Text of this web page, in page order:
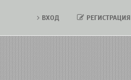
ВХОД РЕГИСТРАЦИЯ